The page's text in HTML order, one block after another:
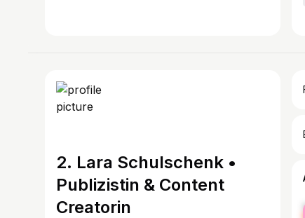
2. Lara Schulschenk •
Publizistin & Content
Creatorin